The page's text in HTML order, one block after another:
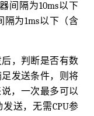
间隔为10ms以下
隔为1ms以下（含
，判断是否有数
发送条件，则将
说，一次最多可以
送，无需CPU参